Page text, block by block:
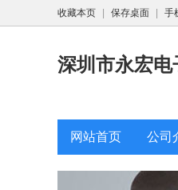
收藏本页 保存桌面 手
深圳市永宏电
网站首页 公司